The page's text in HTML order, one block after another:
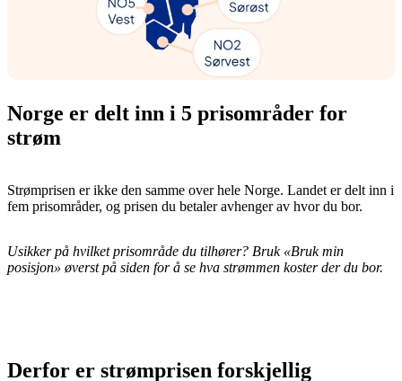
Norge er delt inn i 5 prisområder for
strøm
Strømprisen er ikke den samme over hele Norge. Landet er delt inn i
fem prisområder, og prisen du betaler avhenger av hvor du bor.
Usikker på hvilket prisområde du tilhører? Bruk «Bruk min
posisjon» øverst på siden for å se hva strømmen koster der du bor.
Derfor er strømprisen forskjellig